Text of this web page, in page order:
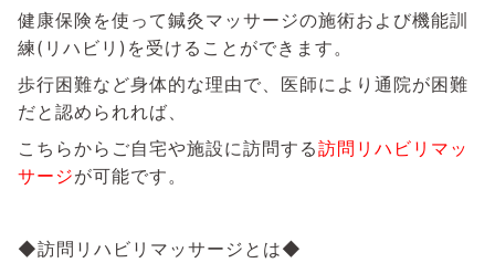
健康保険を使って鍼灸マッサージの施術および機能訓
練(リハビリ)を受けることができます。
歩行困難など身体的な理由で、医師により通院が困難
だと認められれば、
こちらからご自宅や施設に訪問する訪問リハビリマッ
サージが可能です。
◆訪問リハビリマッサージとは◆